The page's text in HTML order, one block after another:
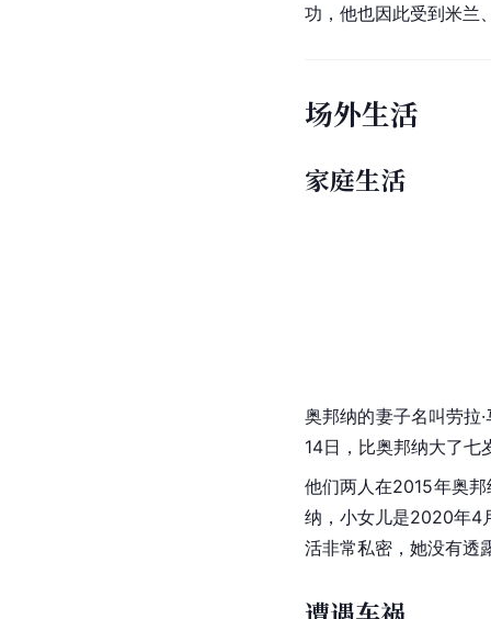
功，他也因此受到米兰
场外生活
家庭生活
奥邦纳的妻子名叫劳拉
14日，比奥邦纳大了七
他们两人在2015年奥邦
纳，小女儿是2020年4
活非常私密，她没有透